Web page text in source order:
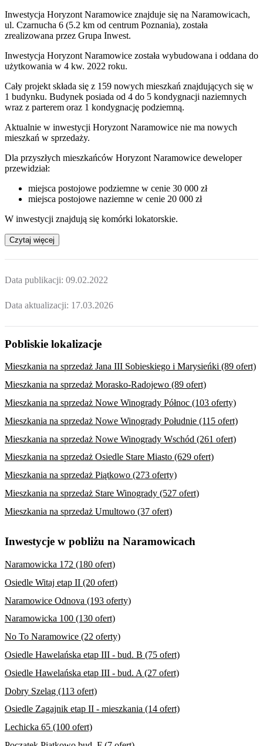
Inwestycja Horyzont Naramowice znajduje się na Naramowicach,
ul. Czarnucha 6 (5.2 km od centrum Poznania), została
zrealizowana przez Grupa Inwest.
Inwestycja Horyzont Naramowice została wybudowana i oddana do
użytkowania w 4 kw. 2022 roku.
Cały projekt składa się z 159 nowych mieszkań znajdujących się w
1 budynku. Budynek posiada od 4 do 5 kondygnacji naziemnych
wraz z parterem oraz 1 kondygnację podziemną.
Aktualnie w inwestycji Horyzont Naramowice nie ma nowych
mieszkań w sprzedaży.
Dla przyszłych mieszkańców Horyzont Naramowice deweloper
przewidział:
miejsca postojowe podziemne w cenie 30 000 zł
miejsca postojowe naziemne w cenie 20 000 zł
W inwestycji znajdują się komórki lokatorskie.
Czytaj więcej
Data publikacji: 09.02.2022
Data aktualizacji: 17.03.2026
Pobliskie lokalizacje
Mieszkania na sprzedaż Jana III Sobieskiego i Marysieńki (89 ofert)
Mieszkania na sprzedaż Morasko-Radojewo (89 ofert)
Mieszkania na sprzedaż Nowe Winogrady Północ (103 oferty)
Mieszkania na sprzedaż Nowe Winogrady Południe (115 ofert)
Mieszkania na sprzedaż Nowe Winogrady Wschód (261 ofert)
Mieszkania na sprzedaż Osiedle Stare Miasto (629 ofert)
Mieszkania na sprzedaż Piątkowo (273 oferty)
Mieszkania na sprzedaż Stare Winogrady (527 ofert)
Mieszkania na sprzedaż Umultowo (37 ofert)
Inwestycje w pobliżu na Naramowicach
Naramowicka 172 (180 ofert)
Osiedle Witaj etap II (20 ofert)
Naramowice Odnova (193 oferty)
Naramowicka 100 (130 ofert)
No To Naramowice (22 oferty)
Osiedle Hawelańska etap III - bud. B (75 ofert)
Osiedle Hawelańska etap III - bud. A (27 ofert)
Dobry Szeląg (113 ofert)
Osiedle Zagajnik etap II - mieszkania (14 ofert)
Lechicka 65 (100 ofert)